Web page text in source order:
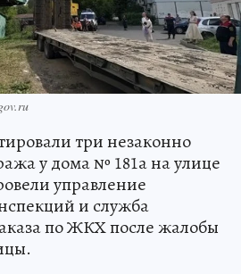
три незаконно
у дома № 181а на улице
управление
и служба
по ЖКХ после жалобы